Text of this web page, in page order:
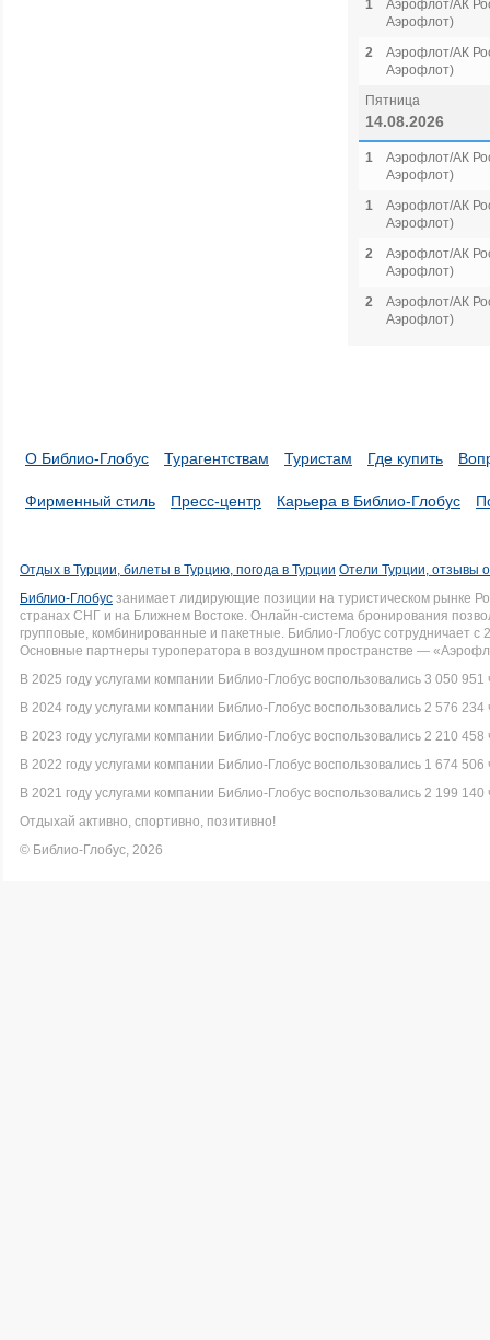
1
Аэрофлот/АК
Аэрофлот)
2
Аэрофлот/АК
Аэрофлот)
Пятница
14.08.2026
1
Аэрофлот/АК
Аэрофлот)
1
Аэрофлот/АК
Аэрофлот)
2
Аэрофлот/АК
Аэрофлот)
2
Аэрофлот/АК
Аэрофлот)
О Библио-Глобус Турагентствам Туристам Где купить
Фирменный стиль Пресс-центр Карьера в Библио-Глобус
Отдых в Турции, билеты в Турцию, погода в Турции Отели Турции, отзывы
Библио-Глобус занимает лидирующие позиции на туристическом рынке
странах СНГ и на Ближнем Востоке. Онлайн-система бронирования
групповые, комбинированные и пакетные. Библио-Глобус сотрудничает
Основные партнеры туроператора в воздушном пространстве —
В 2025 году услугами компании Библио-Глобус воспользовались 3 050 951
В 2024 году услугами компании Библио-Глобус воспользовались 2 576 234
В 2023 году услугами компании Библио-Глобус воспользовались 2 210 458
В 2022 году услугами компании Библио-Глобус воспользовались 1 674 506
В 2021 году услугами компании Библио-Глобус воспользовались 2 199 140
Отдыхай активно, спортивно, позитивно!
© Библио-Глобус, 2026